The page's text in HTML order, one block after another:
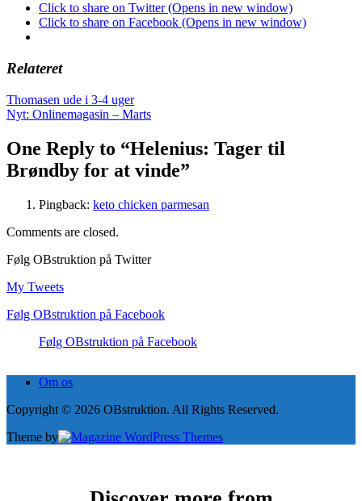
Click to share on Twitter (Opens in new window)
Click to share on Facebook (Opens in new window)
Relateret
Indlægsnavigation
Thomasen ude i 3-4 uger
Nyt: Onlinemagasin – Marts
One Reply to “Helenius: Tager til
Brøndby for at vinde”
Pingback: keto chicken parmesan
Comments are closed.
Følg OBstruktion på Twitter
My Tweets
Følg OBstruktion på Facebook
Følg OBstruktion på Facebook
Om os
Copyright © 2026 OBstruktion. All Rights Reserved.
Theme by